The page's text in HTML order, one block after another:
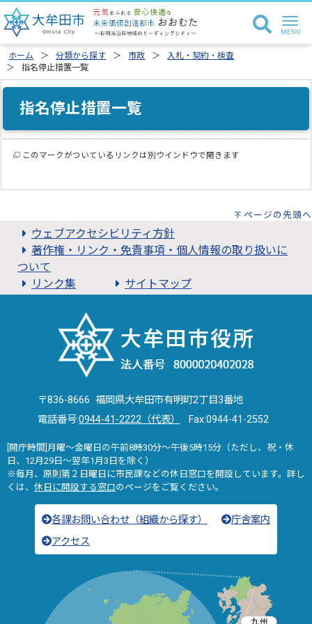
ホーム 分類から探す 市政
入札・契約・検査
指名停止措置一覧
指名停止措置一覧
このマークがついているリンクは別ウインドウで開きます
ページの先頭へ
ウェブアクセシビリティ方針
著作権・リンク・免責事項・個人情報の取り扱いに
ついて
リンク集
サイトマップ
〒836-8666 福岡県大牟田市有明町2丁目3番地
電話番号:0944-41-2222（代表） Fax:0944-41-2552
[開庁時間]月曜～金曜日の午前8時30分～午後5時15分（ただし、祝・休
日、12月29日～翌年1月3日を除く）
※毎月、原則第２日曜日に市民課などの休日窓口を開設しています。詳し
くは、 休日に開設する窓口のページをご覧ください。
各課お問い合わせ（組織から探す）
庁舎案内
アクセス